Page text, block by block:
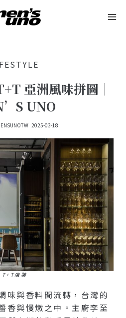
亞洲風味拼圖｜
UNO
2025-03-18
T+T店裝
味與香料間流轉，台灣的
香與慢燉之中。主廚李至